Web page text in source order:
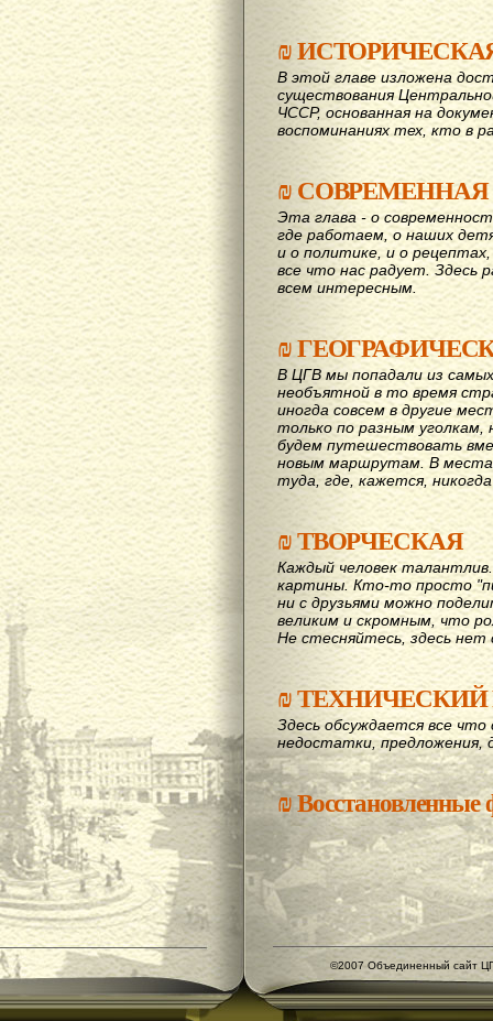
₪
В этой главе изложена
существования
ЧССР, основанная на
воспоминаниях тех, кто в
₪СОВРЕМЕННАЯ
Эта глава - о
где работаем, о наших
и о политике, и о
все что нас радует. Здесь
всем интересным.
₪
В ЦГВ мы попадали из
необъятной в то время
иногда совсем в другие
только по разным
будем путешествовать
новым маршрутам. В
туда, где, кажется,
₪ТВОРЧЕСКАЯ
Каждый человек
картины. Кто-то просто
ни с друзьями можно
великим и скромным, что
Не стесняйтесь, здесь нет
₪ТЕХНИЧЕСКИЙ
Здесь обсуждается все
недостатки, предложения,
₪
©2007 Объединенный сайт